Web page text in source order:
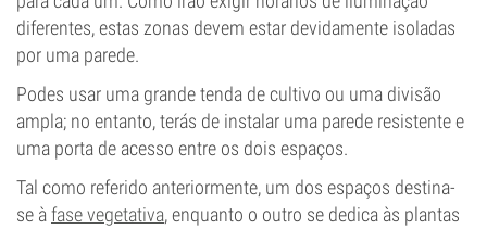
diferentes, estas zonas devem estar devidamente isoladas
por uma parede.
Podes usar uma grande tenda de cultivo ou uma divisão
ampla; no entanto, terás de instalar uma parede resistente e
uma porta de acesso entre os dois espaços.
Tal como referido anteriormente, um dos espaços destina-
se àfase vegetativa, enquanto o outro se dedica às plantas